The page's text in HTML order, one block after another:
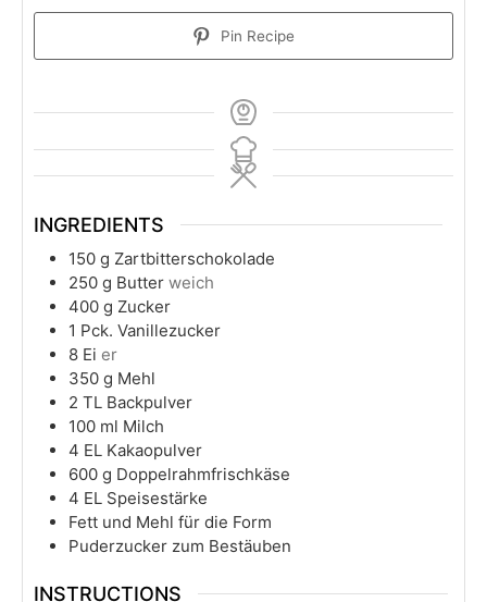
Pin Recipe
INGREDIENTS
150 g Zartbitterschokolade
250 g Butter weich
400 g Zucker
1 Pck. Vanillezucker
8 Ei er
350 g Mehl
2 TL Backpulver
100 ml Milch
4 EL Kakaopulver
600 g Doppelrahmfrischkäse
4 EL Speisestärke
Fett und Mehl für die Form
Puderzucker zum Bestäuben
INSTRUCTIONS